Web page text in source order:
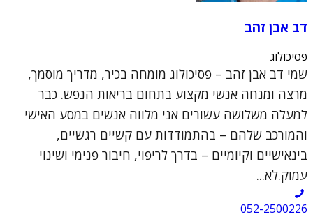
דב אבן זהב
פסיכולוג
שמי דב אבן זהב – פסיכולוג מומחה בכיר, מדריך מוסמך,
מרצה ומנחה אנשי מקצוע בתחום בריאות הנפש. כבר
למעלה משלושה עשורים אני מלווה אנשים במסע האישי
והמורכב שלהם – בהתמודדות עם קשיים רגשיים,
בינאישיים וקיומיים – בדרך לריפוי, חיבור פנימי ושינוי
עמוק.לא...
052-2500226